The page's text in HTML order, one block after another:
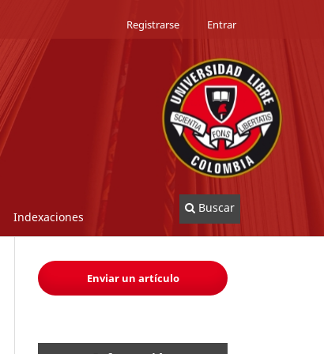
Indexaciones
Buscar
Registrarse Entrar
Enviar un artículo